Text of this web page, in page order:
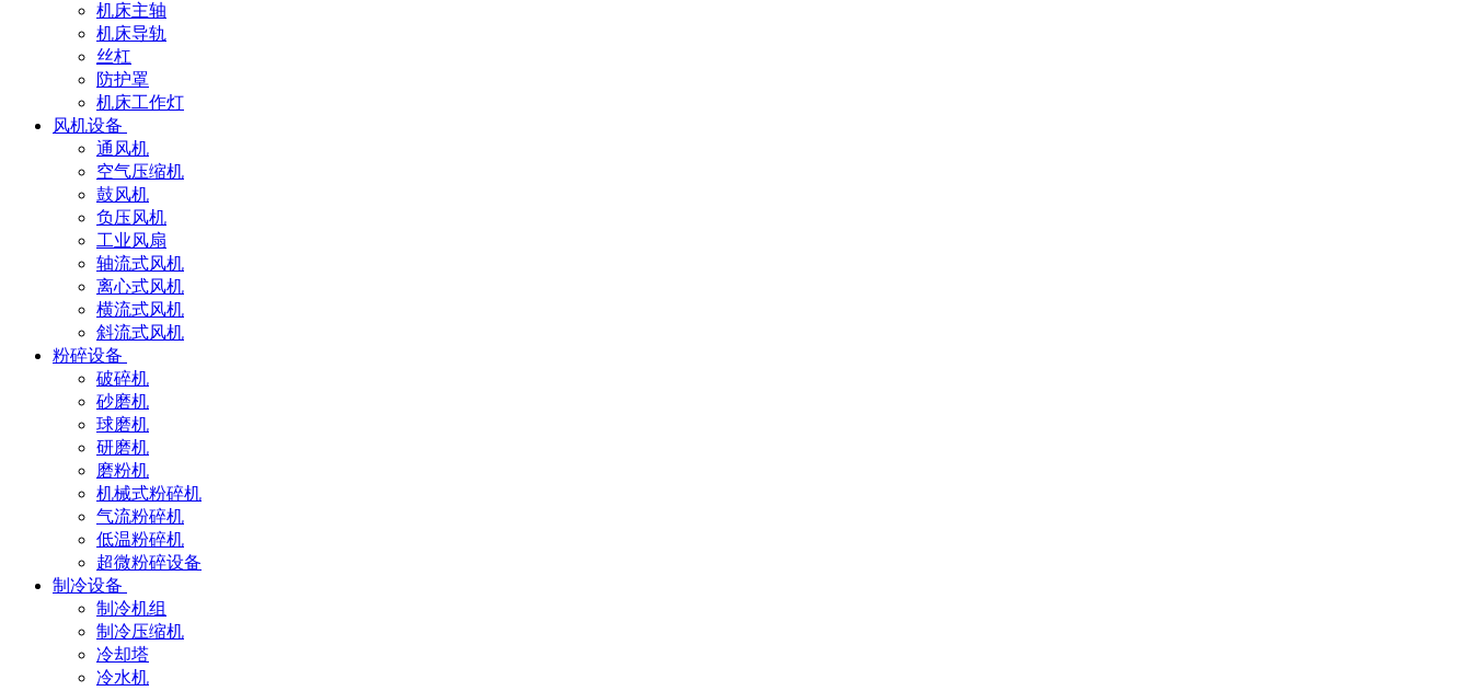
机床主轴
机床导轨
丝杠
防护罩
机床工作灯
风机设备
通风机
空气压缩机
鼓风机
负压风机
工业风扇
轴流式风机
离心式风机
横流式风机
斜流式风机
粉碎设备
破碎机
砂磨机
球磨机
研磨机
磨粉机
机械式粉碎机
气流粉碎机
低温粉碎机
超微粉碎设备
制冷设备
制冷机组
制冷压缩机
冷却塔
冷水机